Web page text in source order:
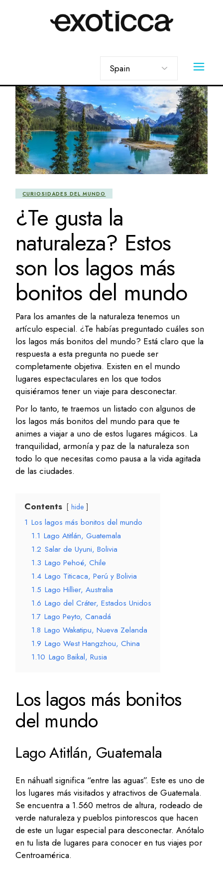
idioma
CURIOSIDADES DEL MUNDO
¿Te gusta la
naturaleza? Estos
son los lagos más
bonitos del mundo
Para los amantes de la naturaleza tenemos un
artículo especial. ¿Te habías preguntado cuáles son
los lagos más bonitos del mundo? Está claro que la
respuesta a esta pregunta no puede ser
completamente objetiva. Existen en el mundo
lugares espectaculares en los que todos
quisiéramos tener un viaje para desconectar.
Por lo tanto, te traemos un listado con algunos de
los lagos más bonitos del mundo para que te
animes a viajar a uno de estos lugares mágicos. La
tranquilidad, armonía y paz de la naturaleza son
todo lo que necesitas como pausa a la vida agitada
de las ciudades.
Contents hide
1 Los lagos más bonitos del mundo
1.1 Lago Atitlán, Guatemala
1.2 Salar de Uyuni, Bolivia
1.3 Lago Pehoé, Chile
1.4 Lago Titicaca, Perú y Bolivia
1.5 Lago Hillier, Australia
1.6 Lago del Cráter, Estados Unidos
1.7 Lago Peyto, Canadá
1.8 Lago Wakatipu, Nueva Zelanda
1.9 Lago West Hangzhou, China
1.10 Lago Baikal, Rusia
Los lagos más bonitos
del mundo
Lago Atitlán, Guatemala
En náhuatl significa “entre las aguas”. Este es uno de
los lugares más visitados y atractivos de Guatemala.
Se encuentra a 1.560 metros de altura, rodeado de
verde naturaleza y pueblos pintorescos que hacen
de este un lugar especial para desconectar. Anótalo
en tu lista de lugares para conocer en tus viajes por
Centroamérica.